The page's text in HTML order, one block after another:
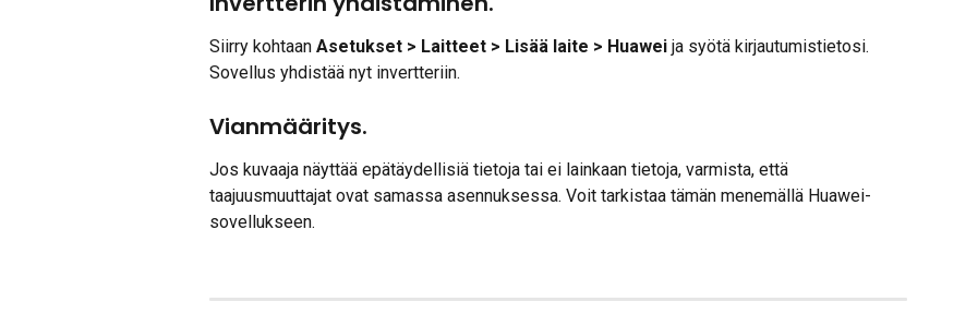
Siirry kohtaan Asetukset > Laitteet > Lisää laite > Huawei ja syötä kirjautumistietosi.
Sovellus yhdistää nyt invertteriin.
Vianmääritys.
Jos kuvaaja näyttää epätäydellisiä tietoja tai ei lainkaan tietoja, varmista, että
taajuusmuuttajat ovat samassa asennuksessa. Voit tarkistaa tämän menemällä Huawei-
sovellukseen.